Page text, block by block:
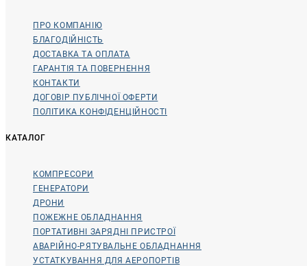
ПРО КОМПАНІЮ
БЛАГОДІЙНІСТЬ
ДОСТАВКА ТА ОПЛАТА
ГАРАНТІЯ ТА ПОВЕРНЕННЯ
КОНТАКТИ
ДОГОВІР ПУБЛІЧНОЇ ОФЕРТИ
ПОЛІТИКА КОНФІДЕНЦІЙНОСТІ
КАТАЛОГ
КОМПРЕСОРИ
ГЕНЕРАТОРИ
ДРОНИ
ПОЖЕЖНЕ ОБЛАДНАННЯ
ПОРТАТИВНІ ЗАРЯДНІ ПРИСТРОЇ
АВАРІЙНО-РЯТУВАЛЬНЕ ОБЛАДНАННЯ
УСТАТКУВАННЯ ДЛЯ АЕРОПОРТІВ